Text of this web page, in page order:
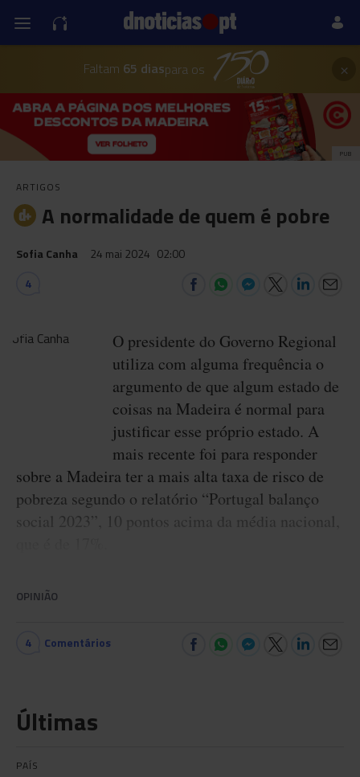
Faltam 65 diaspara os ×
PUB
ARTIGOS
A normalidade de quem é pobre
Sofia Canha 24 mai 2024 02:00
4
O presidente do Governo Regional
utiliza com alguma frequência o
argumento de que algum estado de
coisas na Madeira é normal para
justificar esse próprio estado. A
mais recente foi para responder
sobre a Madeira ter a mais alta taxa de risco de
pobreza segundo o relatório “Portugal balanço
social 2023”, 10 pontos acima da média nacional,
OPINIÃO
4 Comentários
Últimas
PAÍS